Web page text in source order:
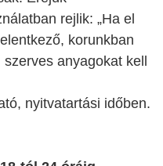
rejlik: „Ha el
korunkban
anyagokat kell
nyitvatartási időben.